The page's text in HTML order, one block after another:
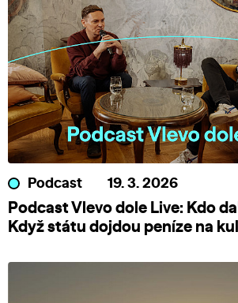
Podcast 19. 3. 2026
Podcast Vlevo dole Live: Kdo
Když státu dojdou peníze na